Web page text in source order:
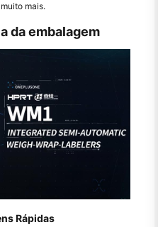
mais.
da embalagem
Rápidas